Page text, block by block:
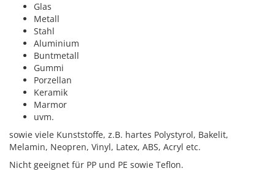
Glas
Metall
Stahl
Aluminium
Buntmetall
Gummi
Porzellan
Keramik
Marmor
uvm.
sowie viele Kunststoffe, z.B. hartes Polystyrol, Bakelit,
Melamin, Neopren, Vinyl, Latex, ABS, Acryl etc.
Nicht geeignet für PP und PE sowie Teflon.